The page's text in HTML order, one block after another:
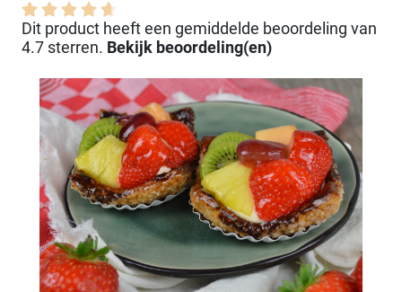
Dit product heeft een gemiddelde beoordeling van
4.7 sterren. Bekijk beoordeling(en)